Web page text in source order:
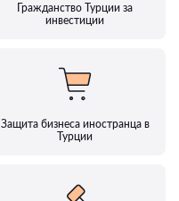
Гражданство Турции за
инвестиции
Защита бизнеса иностранца в
Турции